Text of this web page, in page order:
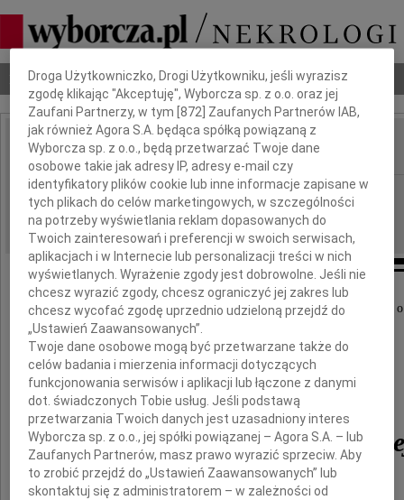
Nekrologi Odeszli Poradnik pogrzebowy
IMIĘ I NAZWISKO:
REGION: Łódź
DATA EMISJI: 03.12.2009
Z głębokim smutkiem i żalem przyjęliśmy wiadomość
dr Elżbiety
z domu Pełki-Pelińskiej
Dbamy o Twoją prywatność
Droga Użytkowniczko, Drogi Użytkowniku, jeśli wyrazisz
zgodę klikając "Akceptuję", Wyborcza sp. z o.o. oraz jej
Zaufani Partnerzy, w tym [872 ] Zaufanych Partnerów IAB,
jak również Agora S.A. będąca spółką powiązaną z
Wyborcza sp. z o.o., będą przetwarzać Twoje dane
osobowe takie jak adresy IP, adresy e-mail czy
identyfikatory plików cookie lub inne informacje zapisane w
tych plikach do celów marketingowych, w szczególności
na potrzeby wyświetlania reklam dopasowanych do
Twoich zainteresowań i preferencji w swoich serwisach,
aplikacjach i w Internecie lub personalizacji treści w nich
wyświetlanych. Wyrażenie zgody jest dobrowolne. Jeśli nie
chcesz wyrazić zgody, chcesz ograniczyć jej zakres lub
chcesz wycofać zgodę uprzednio udzieloną przejdź do
„Ustawień Zaawansowanych”.
Twoje dane osobowe mogą być przetwarzane także do
celów badania i mierzenia informacji dotyczących
funkcjonowania serwisów i aplikacji lub łączone z danymi
dot. świadczonych Tobie usług. Jeśli podstawą
przetwarzania Twoich danych jest uzasadniony interes
Wyborcza sp. z o.o., jej spółki powiązanej – Agora S.A. – lub
Zaufanych Partnerów, masz prawo wyrazić sprzeciw. Aby
to zrobić przejdź do „Ustawień Zaawansowanych” lub
skontaktuj się z administratorem – w zależności od